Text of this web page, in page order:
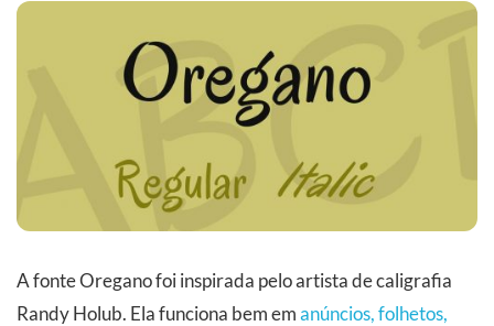
A fonte Oregano foi inspirada pelo artista de caligrafia
Randy Holub. Ela funciona bem emanúncios, folhetos,